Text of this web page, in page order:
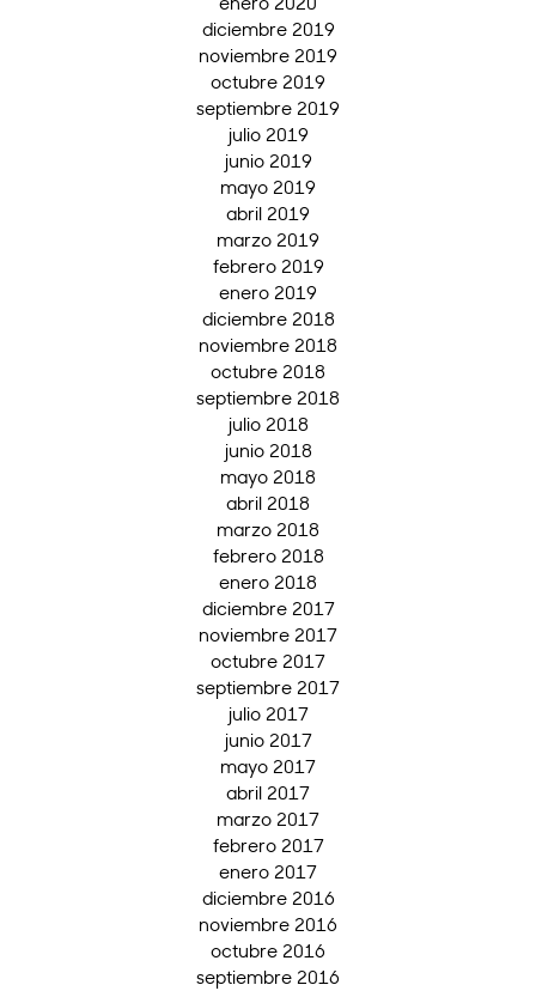
diciembre 2019
noviembre 2019
octubre 2019
septiembre 2019
julio 2019
junio 2019
mayo 2019
abril 2019
marzo 2019
febrero 2019
enero 2019
diciembre 2018
noviembre 2018
octubre 2018
septiembre 2018
julio 2018
junio 2018
mayo 2018
abril 2018
marzo 2018
febrero 2018
enero 2018
diciembre 2017
noviembre 2017
octubre 2017
septiembre 2017
julio 2017
junio 2017
mayo 2017
abril 2017
marzo 2017
febrero 2017
enero 2017
diciembre 2016
noviembre 2016
octubre 2016
septiembre 2016